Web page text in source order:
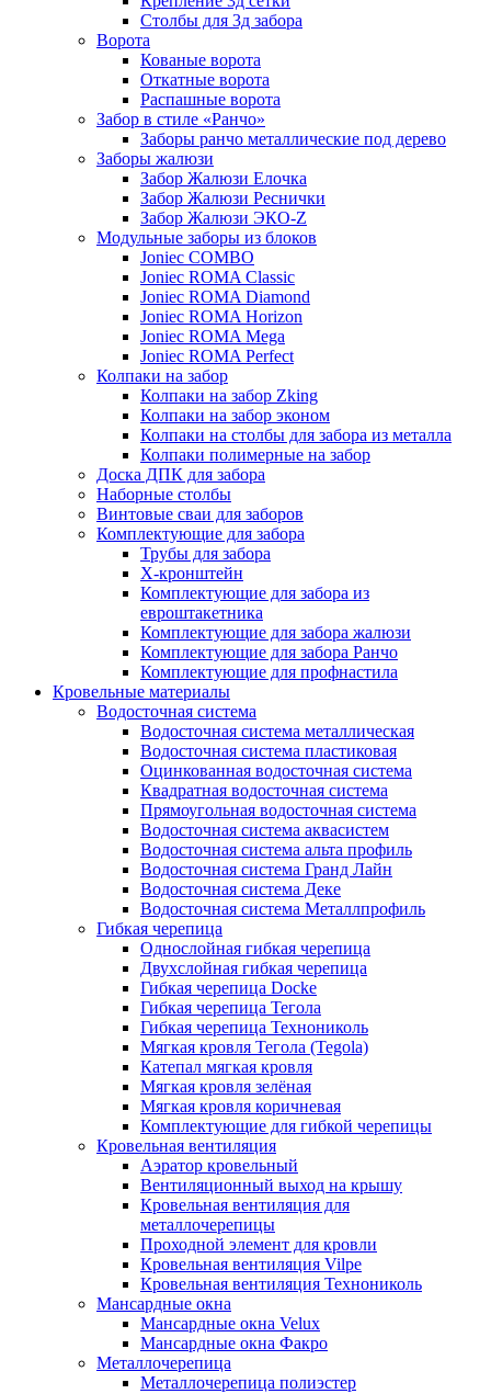
Столбы для 3д забора
Ворота
Кованые ворота
Откатные ворота
Распашные ворота
Забор в стиле «Ранчо»
Заборы ранчо металлические под дерево
Заборы жалюзи
Забор Жалюзи Елочка
Забор Жалюзи Реснички
Забор Жалюзи ЭКО-Z
Модульные заборы из блоков
Joniec COMBO
Joniec ROMA Classic
Joniec ROMA Diamond
Joniec ROMA Horizon
Joniec ROMA Mega
Joniec ROMA Perfect
Колпаки на забор
Колпаки на забор Zking
Колпаки на забор эконом
Колпаки на столбы для забора из металла
Колпаки полимерные на забор
Доска ДПК для забора
Наборные столбы
Винтовые сваи для заборов
Комплектующие для забора
Трубы для забора
Х-кронштейн
Комплектующие для забора из
евроштакетника
Комплектующие для забора жалюзи
Комплектующие для забора Ранчо
Комплектующие для профнастила
Кровельные материалы
Водосточная система
Водосточная система металлическая
Водосточная система пластиковая
Оцинкованная водосточная система
Квадратная водосточная система
Прямоугольная водосточная система
Водосточная система аквасистем
Водосточная система альта профиль
Водосточная система Гранд Лайн
Водосточная система Деке
Водосточная система Металлпрофиль
Гибкая черепица
Однослойная гибкая черепица
Двухслойная гибкая черепица
Гибкая черепица Docke
Гибкая черепица Тегола
Гибкая черепица Технониколь
Мягкая кровля Тегола (Tegola)
Катепал мягкая кровля
Мягкая кровля зелёная
Мягкая кровля коричневая
Комплектующие для гибкой черепицы
Кровельная вентиляция
Аэратор кровельный
Вентиляционный выход на крышу
Кровельная вентиляция для
металлочерепицы
Проходной элемент для кровли
Кровельная вентиляция Vilpe
Кровельная вентиляция Технониколь
Мансардные окна
Мансардные окна Velux
Мансардные окна Факро
Металлочерепица
Металлочерепица полиэстер